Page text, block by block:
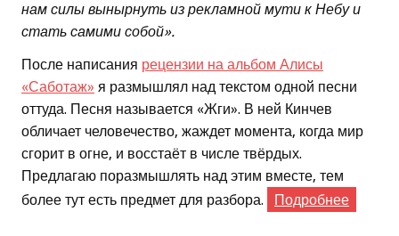
нам силы вынырнуть из рекламной мути к Небу и
стать самими собой».
После написания рецензии на альбом Алисы
«Саботаж» я размышлял над текстом одной песни
оттуда. Песня называется «Жги». В ней Кинчев
обличает человечество, жаждет момента, когда мир
сгорит в огне, и восстаёт в числе твёрдых.
Предлагаю поразмышлять над этим вместе, тем
более тут есть предмет для разбора.
Подробнее